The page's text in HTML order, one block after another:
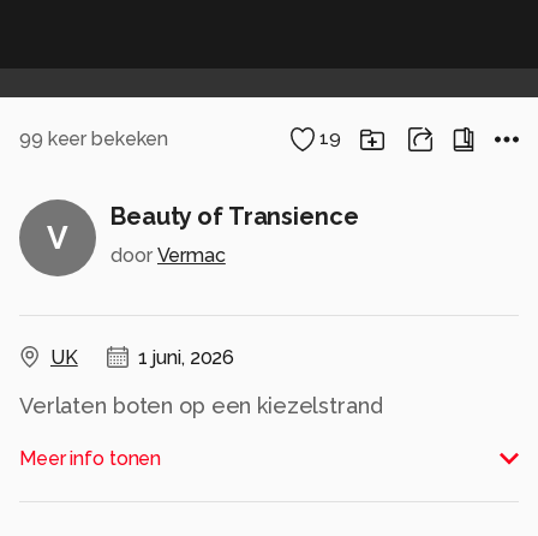
99 keer bekeken 19
V
Beauty of Transience
door Vermac
UK 1 juni, 2026
Verlaten boten op een kiezelstrand
Alle rechten voorbehouden
Meer info tonen